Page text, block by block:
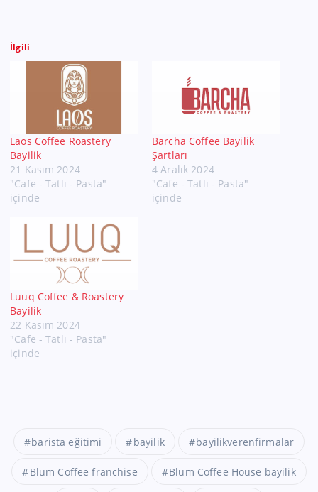
İlgili
Laos Coffee Roastery
Bayilik
21 Kasım 2024
"Cafe - Tatlı - Pasta"
içinde
Barcha Coffee Bayilik
Şartları
4 Aralık 2024
"Cafe - Tatlı - Pasta"
içinde
Luuq Coffee & Roastery
Bayilik
22 Kasım 2024
"Cafe - Tatlı - Pasta"
içinde
barista eğitimi bayilik bayilikverenfirmalar
Blum Coffee franchise Blum Coffee House bayilik